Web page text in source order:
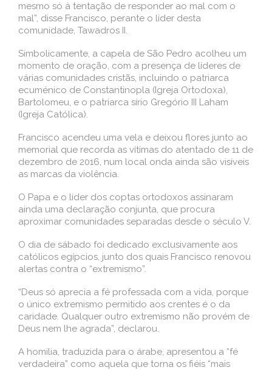
mesmo só à tentação de responder ao mal com o
mal”, disse Francisco, perante o líder desta
comunidade, Tawadros II.
Simbolicamente, a capela de São Pedro acolheu um
momento de oração, com a presença de líderes de
várias comunidades cristãs, incluindo o patriarca
ecuménico de Constantinopla (Igreja Ortodoxa),
Bartolomeu, e o patriarca sírio Gregório III Laham
(Igreja Católica).
Francisco acendeu uma vela e deixou flores junto ao
memorial que recorda as vítimas do atentado de 11 de
dezembro de 2016, num local onda ainda são visíveis
as marcas da violência.
O Papa e o líder dos coptas ortodoxos assinaram
ainda uma declaração conjunta, que procura
aproximar comunidades separadas desde o século V.
O dia de sábado foi dedicado exclusivamente aos
católicos egípcios, junto dos quais Francisco renovou
alertas contra o “extremismo”.
“Deus só aprecia a fé professada com a vida, porque
o único extremismo permitido aos crentes é o da
caridade. Qualquer outro extremismo não provém de
Deus nem lhe agrada”, declarou.
A homilia, traduzida para o árabe, apresentou a “fé
verdadeira” como aquela que torna os fiéis “mais